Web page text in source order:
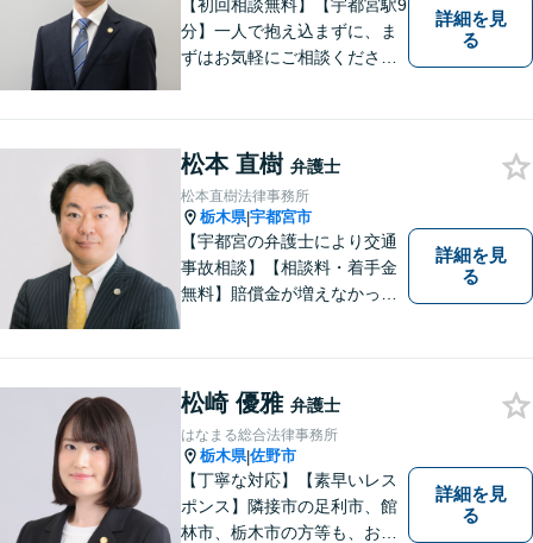
【初回相談無料】【宇都宮駅9
分】一人で抱え込まずに、ま
ずはお気軽にご相談くださ
詳細を見
る
松本 直樹 弁護士
松本直樹法律事務所
栃木県|宇都宮市
【宇都宮の弁護士により交通
事故相談】【相談料・着手金
無料】賠償金が増えなかった
う強い思いから，交通事故問
題に積極的に取り組んでいま
す。お気軽にお問い合わせく
ださい。
詳細を見
る
松崎 優雅 弁護士
はなまる総合法律事務所
栃木県|佐野市
【丁寧な対応】【素早いレス
ポンス】隣接市の足利市、館
林市、栃木市の方等も、お気
詳細を見
る